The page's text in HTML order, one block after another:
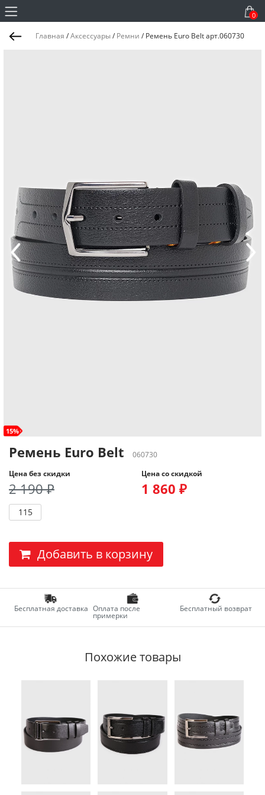
0
Главная /Аксессуары/ Ремни / Ремень Euro Belt арт.060730
15%
Ремень Euro Belt
060730
Цена без скидки
2 190 ₽
Цена со скидкой
1 860 ₽
115
Добавить в корзину
Бесплатная доставка Оплата после
примерки
Бесплатный возврат
Похожие товары